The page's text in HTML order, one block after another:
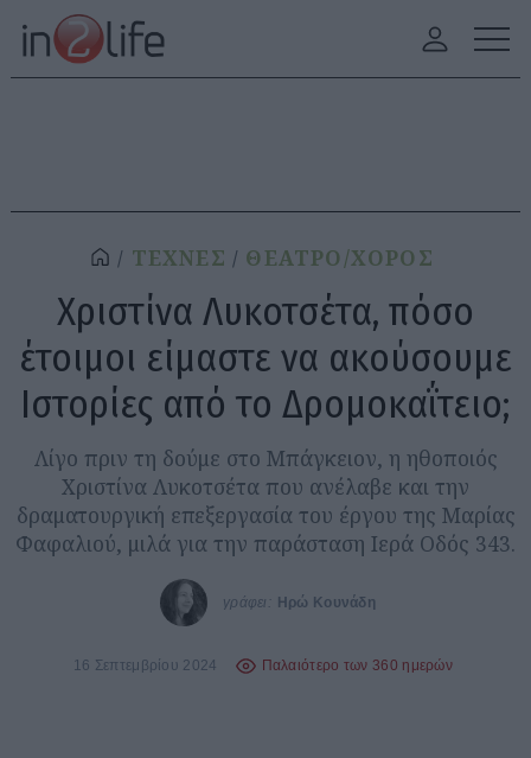
ΤΕΧΝΕΣ ΘΕΑΤΡΟ/ΧΟΡΟΣ
Χριστίνα Λυκοτσέτα, πόσο
έτοιμοι είμαστε να ακούσουμε
Ιστορίες από το Δρομοκαΐτειο;
Λίγο πριν τη δούμε στο Μπάγκειον, η ηθοποιός
Χριστίνα Λυκοτσέτα που ανέλαβε και την
δραματουργική επεξεργασία του έργου της Μαρίας
Φαφαλιού, μιλά για την παράσταση Ιερά Οδός 343.
γράφει: Ηρώ Κουνάδη
16 Σεπτεμβρίου 2024 Παλαιότερο των 360 ημερών